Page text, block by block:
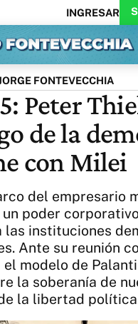
INGRESAR
Ahora
Protagonistas
Arte
Clima
Exitoina
Córdoba
Noticias
Gaming
FONTEVECCHIA
Peter
de la
con Milei
del empresario
poder
las instituciones
Ante su reunión
modelo de
la soberanía de
la libertad